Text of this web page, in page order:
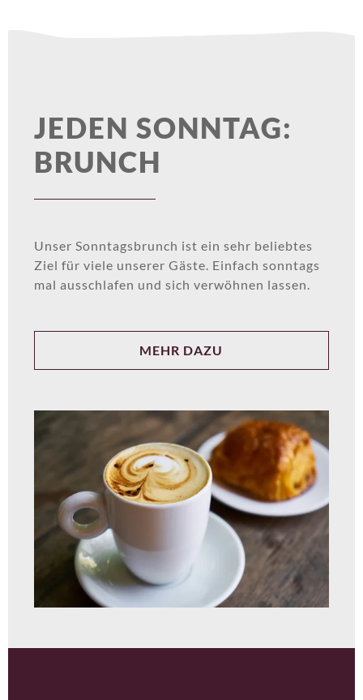
JEDEN SONNTAG:
BRUNCH
Unser Sonntagsbrunch ist ein sehr beliebtes
Ziel für viele unserer Gäste. Einfach sonntags
mal ausschlafen und sich verwöhnen lassen.
MEHR DAZU